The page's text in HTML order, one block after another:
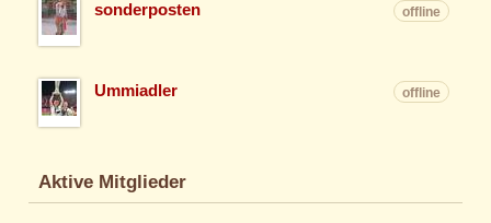
sonderposten offline
Ummiadler offline
Aktive Mitglieder